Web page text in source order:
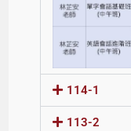
114-1
113-2